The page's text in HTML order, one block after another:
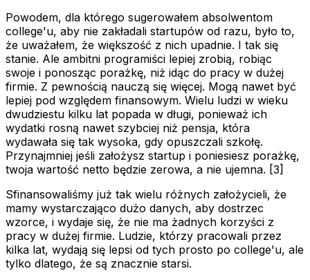
Powodem, dla którego sugerowałem absolwentom
college'u, aby nie zakładali startupów od razu, było to,
że uważałem, że większość z nich upadnie. I tak się
stanie. Ale ambitni programiści lepiej zrobią, robiąc
swoje i ponosząc porażkę, niż idąc do pracy w dużej
firmie. Z pewnością nauczą się więcej. Mogą nawet być
lepiej pod względem finansowym. Wielu ludzi w wieku
dwudziestu kilku lat popada w długi, ponieważ ich
wydatki rosną nawet szybciej niż pensja, która
wydawała się tak wysoka, gdy opuszczali szkołę.
Przynajmniej jeśli założysz startup i poniesiesz porażkę,
twoja wartość netto będzie zerowa, a nie ujemna. [3]
Sfinansowaliśmy już tak wielu różnych założycieli, że
mamy wystarczająco dużo danych, aby dostrzec
wzorce, i wydaje się, że nie ma żadnych korzyści z
pracy w dużej firmie. Ludzie, którzy pracowali przez
kilka lat, wydają się lepsi od tych prosto po college'u, ale
tylko dlatego, że są znacznie starsi.